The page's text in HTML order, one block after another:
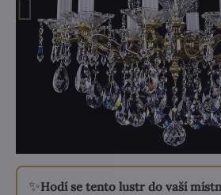
✨Hodí se tento lustr do vaší